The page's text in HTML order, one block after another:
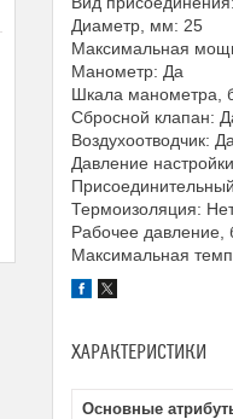
Диаметр, мм: 25
Максимальная
Манометр: Да
Шкала манометра,
Сбросной клапан:
Воздухоотводчик: Да
Давление
Термоизоляция:
Рабочее давление,
Максимальная
ХАРАКТЕРИСТИКИ
Основные